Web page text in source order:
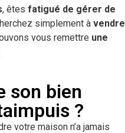
, êtes fatigué de gérer de
simplement à vendre
vous remettre une
son bien
?
votre maison n’a jamais